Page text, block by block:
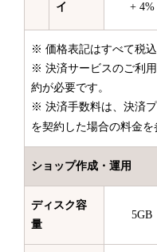
イ
+ 4%
※ 価格表記はすべて税込
※ 決済サービスのご利
約が必要です。
※ 決済手数料は、決済プ
を契約した場合の料金を
ショップ作成・運用
ディスク容
量
5GB